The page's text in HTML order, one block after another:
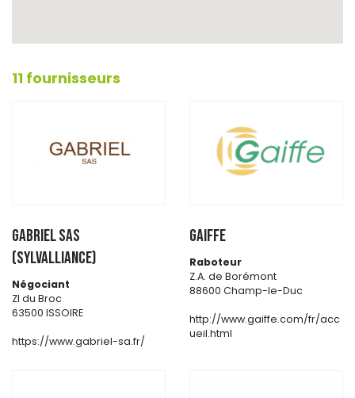
11 fournisseurs
GABRIEL SAS
(SYLVALLIANCE)
Négociant
ZI du Broc
63500 ISSOIRE
https://www.gabriel-sa.fr/
GAIFFE
Raboteur
Z.A. de Borémont
88600 Champ-le-Duc
http://www.gaiffe.com/fr/acc
ueil.html